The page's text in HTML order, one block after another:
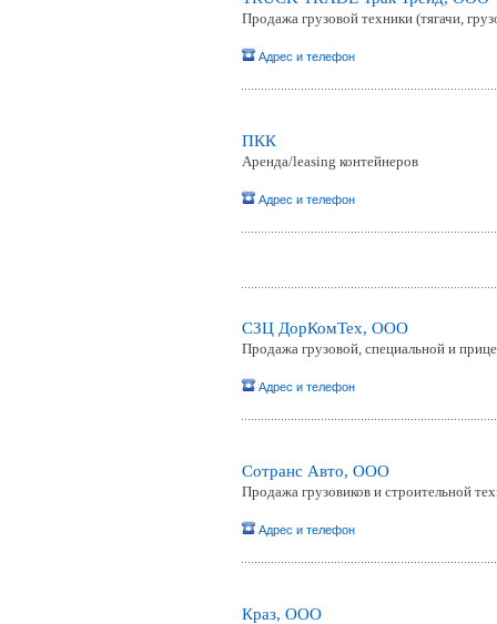
Продажа грузовой техники (тягачи,
Адрес и телефон
ПКК
Аренда/leasing контейнеров
Адрес и телефон
СЗЦ ДорКомТех, ООО
Продажа грузовой, специальной и
Адрес и телефон
Сотранс Авто, ООО
Продажа грузовиков и строительной
Адрес и телефон
Краз, ООО